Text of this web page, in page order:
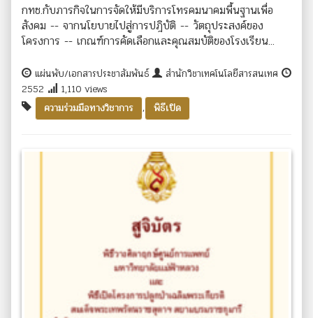
กทช.กับภารกิจในการจัดให้มีบริการโทรคมนาคมพื้นฐานเพื่อ
สังคม -- จากนโยบายไปสู่การปฎิบัติ -- วัตถุประสงค์ของ
โครงการ -- เกณฑ์การคัดเลือกและคุณสมบัติของโรงเรียน...
แผ่นพับ/เอกสารประชาสัมพันธ์
สำนักวิชาเทคโนโลยีสารสนเทศ
2552
1,110 views
ความร่วมมือทางวิชาการ
, พิธีเปิด